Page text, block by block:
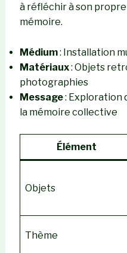
à réfléchir à son
mémoire.
Médium: Installation
Matériaux: Objets
photographies
Message: Exploration
la mémoire collective
Élément
Objets
Thème